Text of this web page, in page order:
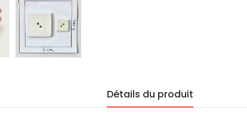
Détails du produit